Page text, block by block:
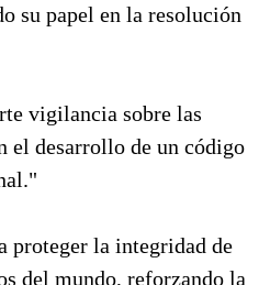
su papel en la resolución
vigilancia sobre las
el desarrollo de un código
proteger la integridad de
del mundo, reforzando la